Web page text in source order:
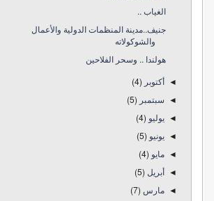
الغياب ..
جنيف..مدينة المنظمات الدولية والأعمال
والشوكولاته
هولندا .. وسحر الفلاحين
◄ أكتوبر (4)
◄ سبتمبر (5)
◄يوليو (4)
◄يونيو (5)
◄مايو (4)
◄ أبريل (5)
◄مارس (7)